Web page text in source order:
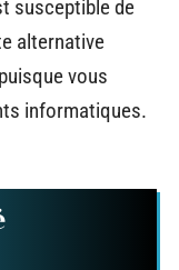
susceptible de
alternative
vous
informatiques.